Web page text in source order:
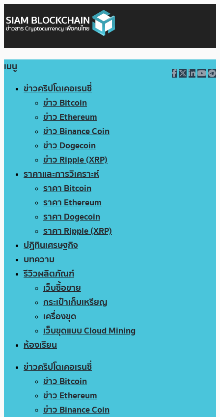
เมนู
ข่าวคริปโตเคอเรนซี่
ข่าว Bitcoin
ข่าว Ethereum
ข่าว Binance Coin
ข่าว Dogecoin
ข่าว Ripple (XRP)
ราคาและการวิเคราะห์
ราคา Bitcoin
ราคา Ethereum
ราคา Dogecoin
ราคา Ripple (XRP)
ปฏิทินเศรษฐกิจ
บทความ
รีวิวผลิตภัณฑ์
เว็บซื้อขาย
กระเป๋าเก็บเหรียญ
เครื่องขุด
เว็บขุดแบบ Cloud Mining
ห้องเรียน
ข่าวคริปโตเคอเรนซี่
ข่าว Bitcoin
ข่าว Ethereum
ข่าว Binance Coin